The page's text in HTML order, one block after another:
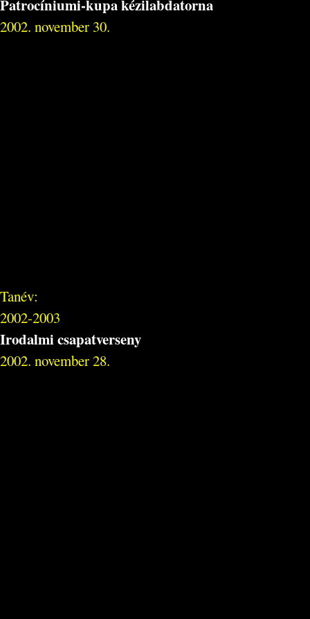
Patrocíniumi-kupa kézilabdatorna
2002. november 30.
Tanév:
2002-2003
Irodalmi csapatverseny
2002. november 28.